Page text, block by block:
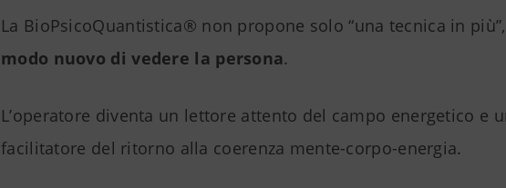
La BioPsicoQuantistica® non propone solo “una tecnica in
modo nuovo di vedere la persona.
L’operatore diventa un lettore attento del campo energetico e
facilitatore del ritorno alla coerenza mente-corpo-energia.